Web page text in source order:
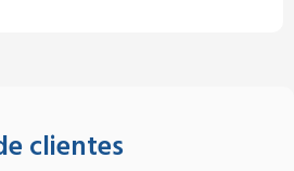
clientes